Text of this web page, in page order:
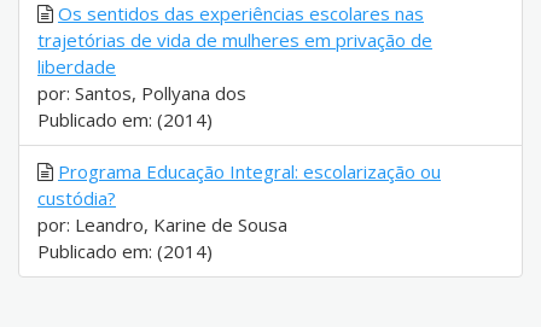
Os sentidos das experiências escolares nas
trajetórias de vida de mulheres em privação de
liberdade
por: Santos, Pollyana dos
Publicado em: (2014)
Programa Educação Integral: escolarização ou
custódia?
por: Leandro, Karine de Sousa
Publicado em: (2014)